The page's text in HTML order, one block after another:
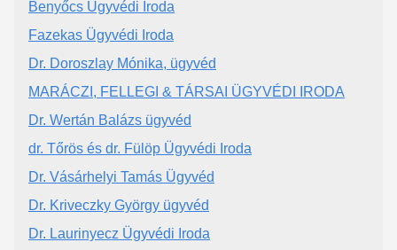
Benyőcs Ügyvédi Iroda
Fazekas Ügyvédi Iroda
Dr. Doroszlay Mónika, ügyvéd
MARÁCZI, FELLEGI & TÁRSAI ÜGYVÉDI IRODA
Dr. Wertán Balázs ügyvéd
dr. Tőrös és dr. Fülöp Ügyvédi Iroda
Dr. Vásárhelyi Tamás Ügyvéd
Dr. Kriveczky György ügyvéd
Dr. Laurinyecz Ügyvédi Iroda